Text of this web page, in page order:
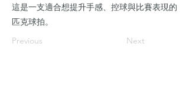
這是一支適合想提升手感、控球與比賽表現的
匹克球拍。
Previous
Next